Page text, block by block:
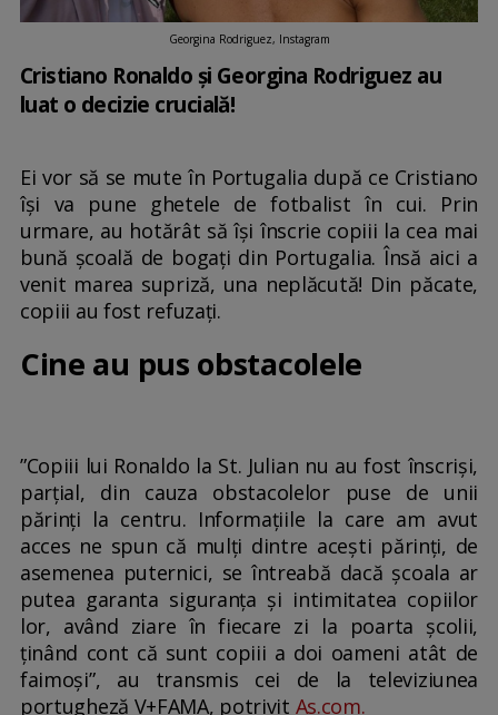
Georgina Rodriguez, Instagram
Cristiano Ronaldo și Georgina Rodriguez au
luat o decizie crucială!
Ei vor să se mute în Portugalia după ce Cristiano
își va pune ghetele de fotbalist în cui. Prin
urmare, au hotărât să își înscrie copiii la cea mai
bună școală de bogați din Portugalia. Însă aici a
venit marea supriză, una neplăcută! Din păcate,
copiii au fost refuzați.
Cine au pus obstacolele
”Copiii lui Ronaldo la St. Julian nu au fost înscriși,
parțial, din cauza obstacolelor puse de unii
părinți la centru. Informațiile la care am avut
acces ne spun că mulți dintre acești părinți, de
asemenea puternici, se întreabă dacă școala ar
putea garanta siguranța și intimitatea copiilor
lor, având ziare în fiecare zi la poarta școlii,
ținând cont că sunt copiii a doi oameni atât de
faimoși”, au transmis cei de la televiziunea
portugheză V+FAMA, potrivit As.com.